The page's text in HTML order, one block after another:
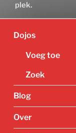
plek.
Dojos
Voeg toe
Zoek
Blog
Over